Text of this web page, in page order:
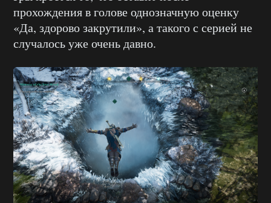
прохождения в голове однозначную оценку
«Да, здорово закрутили», а такого с серией не
случалось уже очень давно.